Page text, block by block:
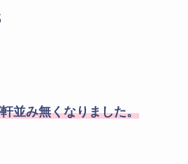
並み無くなりました。